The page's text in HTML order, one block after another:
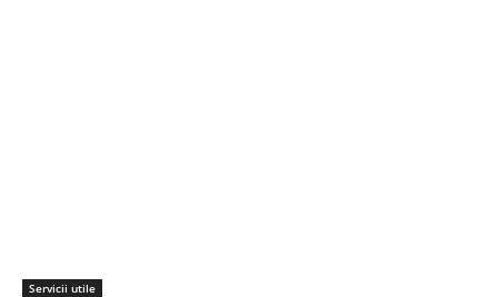
Servicii utile